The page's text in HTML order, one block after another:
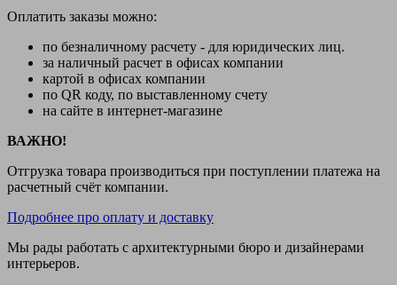
Оплатить заказы можно:
по безналичному расчету - для юридических лиц.
за наличный расчет в офисах компании
картой в офисах компании
по QR коду, по выставленному счету
на сайте в интернет-магазине
ВАЖНО!
Отгрузка товара производиться при поступлении платежа на
расчетный счёт компании.
Подробнее про оплату и доставку
Мы рады работать с архитектурными бюро и дизайнерами
интерьеров.